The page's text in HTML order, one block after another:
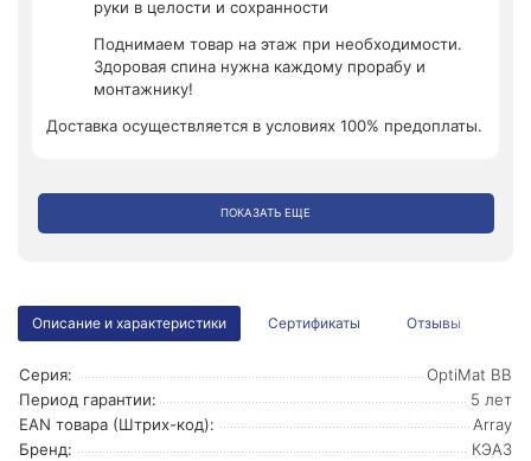
руки в целости и сохранности
Поднимаем товар на этаж при необходимости.
Здоровая спина нужна каждому прорабу и
монтажнику!
Доставка осуществляется в условиях 100% предоплаты.
ПОКАЗАТЬ ЕЩЕ
Описание и характеристики Сертификаты Отзывы
Серия:
OptiMat BB
Период гарантии:
5 лет
EAN товара (Штрих-код):
Array
Бренд:
КЭАЗ